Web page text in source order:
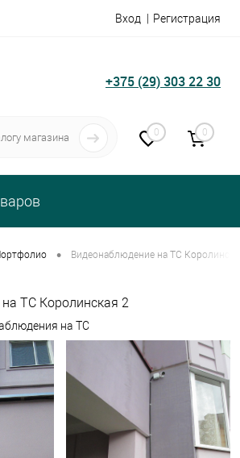
Вход Регистрация
+375 (29) 303 22 30
0 0
• Видеонаблюдение на ТС
ТС Королинская 2
на ТС